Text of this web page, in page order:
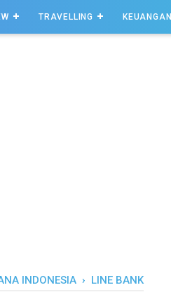
TRAVELLING KEUANGAN
INDONESIA › LINE BANK